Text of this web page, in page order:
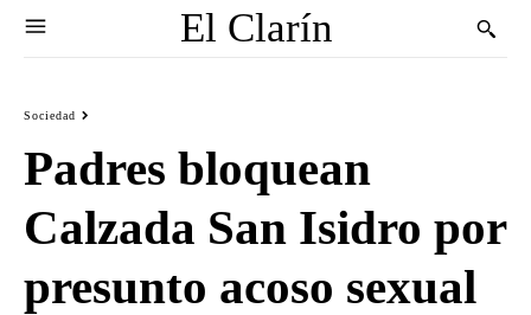
El Clarín
Sociedad
Padres bloquean
Calzada San Isidro por
presunto acoso sexual